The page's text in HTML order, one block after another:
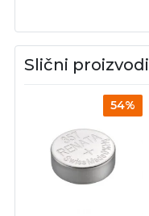
Slični proizvodi
54%